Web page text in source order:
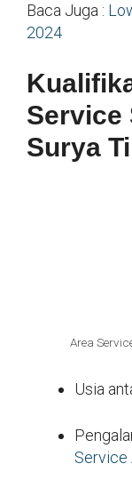
Baca Juga :
2024
Service
Surya
Area
Usia
Service